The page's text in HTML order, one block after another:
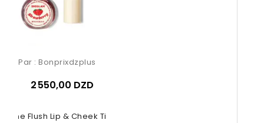
The Flush Lip & Cheek Tint –...
Par : Bonprixdzplus
2 550,00 DZD